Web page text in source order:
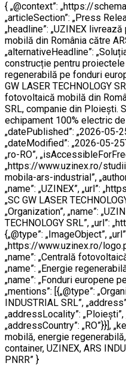
{ „@context”: „https://
„articleSection”: „Press
„headline”: „UZINEX
mobilă din România către
„alternativeHeadline”:
construcție pentru
regenerabilă pe fonduri
GW LASER TECHNOLOGY
fotovoltaică mobilă din
SRL, companie din Ploiești.
echipament 100% electric
„datePublished”: „2026-05-
„dateModified”: „2026-05-
„ro-RO”,
„https://www.uzinex.ro/
mobila-ars-industrial”,
„name”: „UZINEX”, „url”:
„SC GW LASER
„Organization”, „name”:
TECHNOLOGY SRL”, „url”:
{„@type”: „ImageObject”,
„https://www.uzinex.ro/
„name”: „Centrală
„name”: „Energie
„name”: „Fonduri europene
„mentions”: [{„@type”:
INDUSTRIAL SRL”,
„addressLocality”: „Ploiești”,
„addressCountry”: „RO”}}],
mobilă, energie
container, UZINEX, ARS
PNRR” }